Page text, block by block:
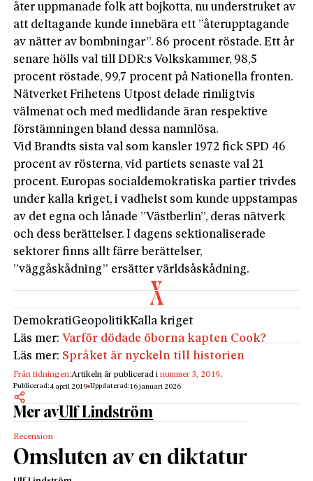
åter uppmanade folk att bojkotta, nu understruket av
att deltagande kunde innebära ett ”återupptagande
av nätter av bombningar”. 86 procent röstade. Ett år
senare hölls val till DDR:s Volkskammer, 98,5
procent röstade, 99,7 procent på Nationella fronten.
Nätverket Frihetens Utpost delade rimligtvis
välmenat och med medlidande äran respektive
förstämningen bland dessa namnlösa.
Vid Brandts sista val som kansler 1972 fick SPD 46
procent av rösterna, vid partiets senaste val 21
procent. Europas socialdemokratiska partier trivdes
under kalla kriget, i vadhelst som kunde uppstampas
av det egna och lånade ”Västberlin”, deras nätverk
och dess berättelser. I dagens sektionaliserade
sektorer finns allt färre berättelser,
”väggåskådning” ersätter världsåskådning.
DemokratiGeopolitikKalla kriget
Läs mer: Varför dödade öborna kapten Cook?
Läs mer: Språket är nyckeln till historien
Från tidningen:Artikeln är publicerad inummer 3, 2019.
Publicerad:4 april 2019 Uppdaterad:16 januari 2026
Mer avUlf Lindström
Recension
Omsluten av en diktatur